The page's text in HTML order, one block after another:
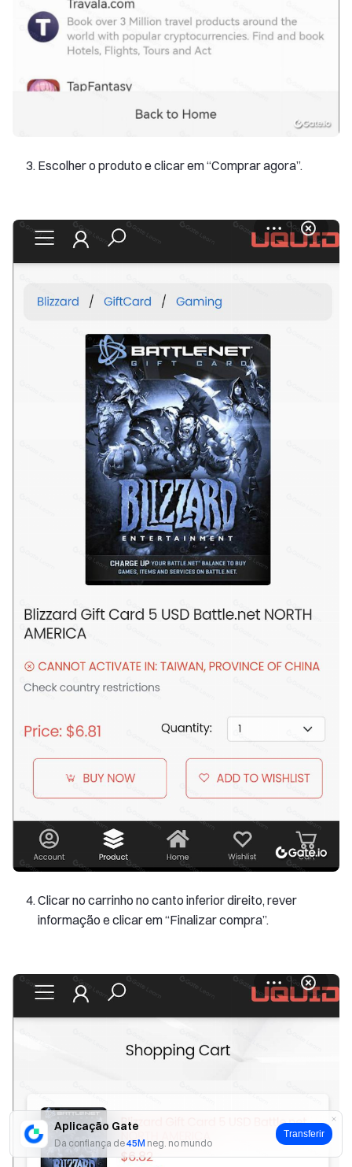
Aplicação Gate
Da confiança de45M neg. no mundo
Transferir
Escolher o produto e clicar em “Comprar agora”.
Clicar no carrinho no canto inferior direito, rever
informação e clicar em “Finalizar compra”.